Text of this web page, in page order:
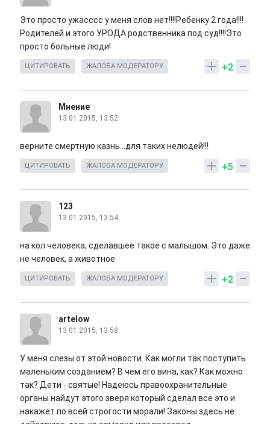
Это просто ужасссс у меня слов нет!!!!Ребенку 2 года!!!!
Родителей и этого УРОДА родственника под суд!!!!Это
просто больные люди!
+2
ЦИТИРОВАТЬ ЖАЛОБА МОДЕРАТОРУ
Мнение
13.01.2015, 13:52
верните смертную казнь...для таких нелюдей!!!
+5
ЦИТИРОВАТЬ ЖАЛОБА МОДЕРАТОРУ
123
13.01.2015, 13:54
на кол человека, сделавшее такое с малышом. Это даже
не человек, а животное
+2
ЦИТИРОВАТЬ ЖАЛОБА МОДЕРАТОРУ
artelow
13.01.2015, 13:58
У меня слезы от этой новости. Как могли так поступить
маленьким созданием? В чем его вина, как? Как можно
так? Дети - святые! Надеюсь правоохранительные
органы найдут этого зверя который сделал все это и
накажет по всей строгости морали! Законы здесь не